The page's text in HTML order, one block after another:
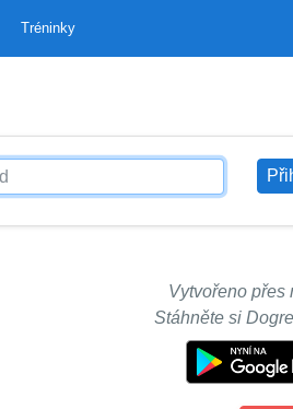
Tréninky
Vytvořeno přes
Stáhněte si